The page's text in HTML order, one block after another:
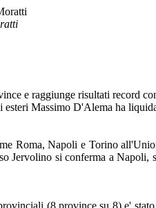
e raggiunge risultati record
Massimo D'Alema ha
Roma, Napoli e Torino
Jervolino si conferma a